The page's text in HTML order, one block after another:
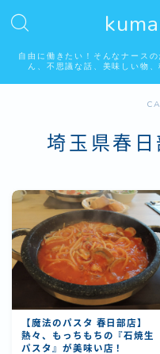
自由に働きたい！そんなナース
ん、不思議な話、美味しい物
MENU
看護師はみんな好き？
りんちゃんの居る生活
埼玉県幸手市の美味し
秘湯温泉
幸手市権現堂桜堤
埼玉県春
【魔法のパスタ 春日部店】
熱々、もっちもちの『石焼生
パスタ』が美味い店！